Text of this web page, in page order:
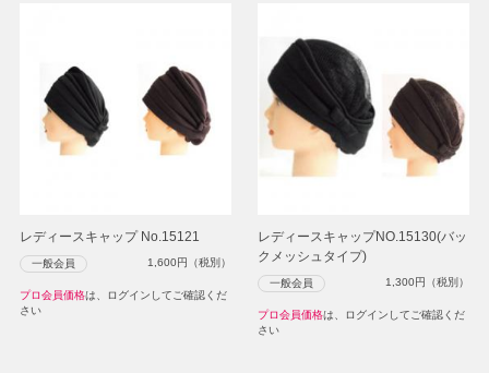
レディースキャップ No.15121
一般会員 1,600円（税別）
プロ会員価格は、ログインしてご確認くだ
さい
レディースキャップNO.15130(バッ
クメッシュタイプ)
一般会員 1,300円（税別）
プロ会員価格は、ログインしてご確認くだ
さい